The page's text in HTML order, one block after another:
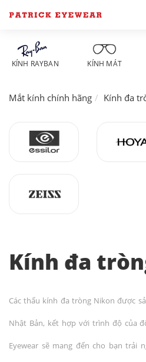
KÍNH RAYBAN KÍNH MÁT
Mắt kính chính hãng Kính đa
Kính đa
Các thấu kính đa tròng Nikon được
Nhật Bản, kết hợp với trình độ của
Eyewear sẽ mang đến cho bạn trải